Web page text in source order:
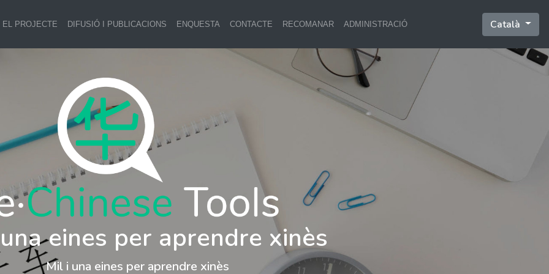
EL PROJECTE DIFUSIÓ I PUBLICACIONS ENQUESTA CONTACTE RECOMANAR ADMINISTRACIÓ Català
eines per aprendre xinès
Mil i una eines per aprendre xinès